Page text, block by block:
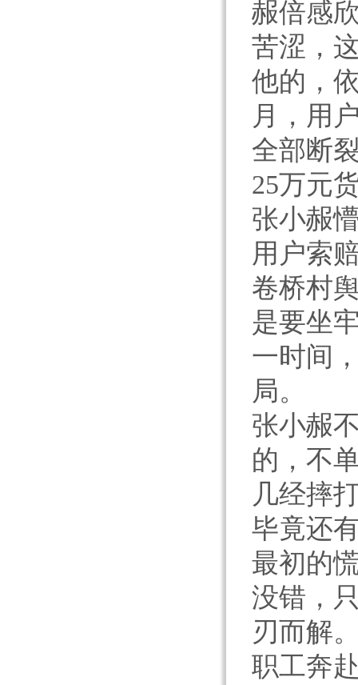
赧倍感
苦涩，
他的，
月，用
全部断
25万元
张小赧
用户索
卷桥村
是要坐
一时间
局。
张小赧
的，不
几经摔
毕竟还
最初的
没错，
刃而解
职工奔